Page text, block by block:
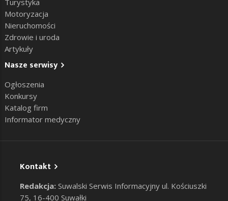
Motoryzacja
Nieruchomości
Zdrowie i uroda
Artykuły
Nasze serwisy
Ogłoszenia
Konkursy
Katalog firm
Informator medyczny
Kontakt
Redakcja: Suwalski Serwis Informacyjny ul. Kościuszki
75, 16-400 Suwałki